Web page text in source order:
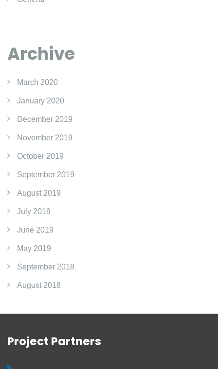
Archive
March 2020
January 2020
December 2019
November 2019
October 2019
September 2019
August 2019
July 2019
June 2019
May 2019
September 2018
August 2018
Project Partners